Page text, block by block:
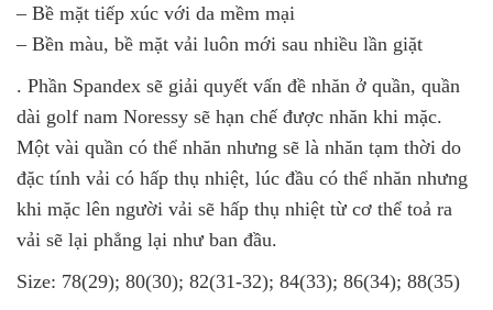
– Bề mặt tiếp xúc với da mềm mại
– Bền màu, bề mặt vải luôn mới sau nhiều lần giặt
. Phần Spandex sẽ giải quyết vấn đề nhăn ở quần, quần
dài golf nam Noressy sẽ hạn chế được nhăn khi mặc.
Một vài quần có thể nhăn nhưng sẽ là nhăn tạm thời do
đặc tính vải có hấp thụ nhiệt, lúc đầu có thể nhăn nhưng
khi mặc lên người vải sẽ hấp thụ nhiệt từ cơ thể toả ra
vải sẽ lại phẳng lại như ban đầu.
Size: 78(29); 80(30); 82(31-32); 84(33); 86(34); 88(35)